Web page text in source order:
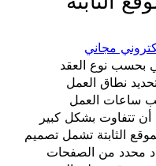
مجاني
بحسب نوع العقد
نطاق العمل
ساعات العمل
تتفاوت بشكل كبير
الثابتة تشمل تصميم
محدد من الصفحات